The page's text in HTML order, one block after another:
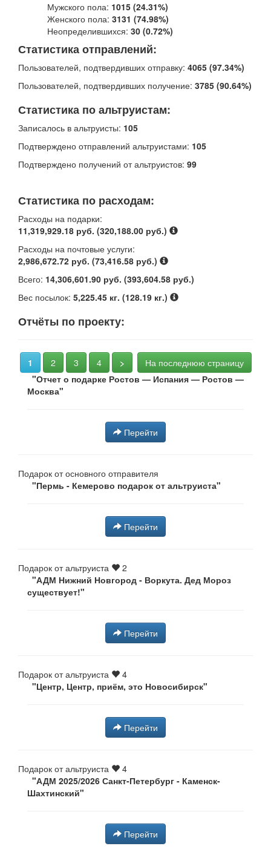
Мужского пола: 1015 (24.31%)
Женского пола: 3131 (74.98%)
Неопределившихся: 30 (0.72%)
Статистика отправлений:
Пользователей, подтвердивших отправку: 4065 (97.34%)
Пользователей, подтвердивших получение: 3785 (90.64%)
Статистика по альтруистам:
Записалось в альтруисты: 105
Подтверждено отправлений альтруистами: 105
Подтверждено получений от альтруистов: 99
Статистика по расходам:
Расходы на подарки:
11,319,929.18 руб. (320,188.00 руб.)
Расходы на почтовые услуги:
2,986,672.72 руб. (73,416.58 руб.)
Всего: 14,306,601.90 руб. (393,604.58 руб.)
Вес посылок: 5,225.45 кг. (128.19 кг.)
Отчёты по проекту:
1 2 3 4 >
На последнюю страницу
"Отчет о подарке Ростов — Испания — Ростов —
Москва⁠⁠"
Перейти
Подарок от основного отправителя
"Пермь - Кемерово подарок от альтруиста"
Перейти
Подарок от альтруиста
2
"АДМ Нижний Новгород - Воркута. Дед Мороз
существует!"
Перейти
Подарок от альтруиста
4
"Центр, Центр, приём, это Новосибирск"
Перейти
Подарок от альтруиста
4
"АДМ 2025/2026 Санкт-Петербург - Каменск-
Шахтинский"
Перейти